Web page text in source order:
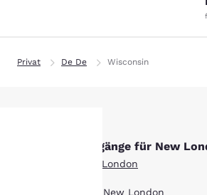
Privat De De Wisconsin
Andere Suchvorgänge für New
Alle Hotels in New London
Boutique Hotels in New London